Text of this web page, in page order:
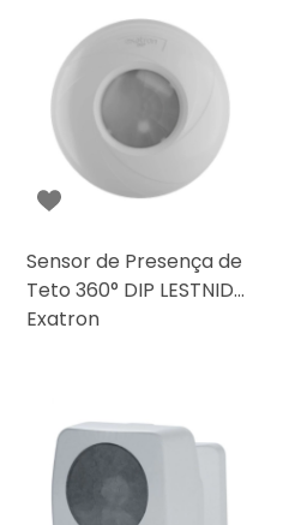
Sensor de Presença de
Teto 360° DIP LESTNIDP
Exatron